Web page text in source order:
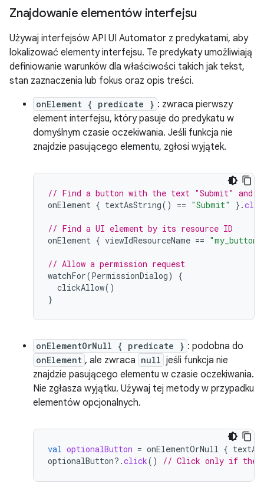
Znajdowanie elementów interfejsu
Używaj interfejsów API UI Automator z predykatami, aby
lokalizować elementy interfejsu. Te predykaty umożliwiają
definiowanie warunków dla właściwości takich jak tekst,
stan zaznaczenia lub fokus oraz opis treści.
onElement { predicate } : zwraca pierwszy
element interfejsu, który pasuje do predykatu w
domyślnym czasie oczekiwania. Jeśli funkcja nie
znajdzie pasującego elementu, zgłosi wyjątek.
// Find a button with the text "Submit" and
onElement { textAsString() == "Submit" }.
// Find a UI element by its resource ID
onElement { viewIdResourceName ==
// Allow a permission request
watchFor(PermissionDialog)
{
clickAllow()
}
onElementOrNull { predicate } : podobna do
onElement , ale zwraca null jeśli funkcja nie
znajdzie pasującego elementu w czasie oczekiwania.
Nie zgłasza wyjątku. Używaj tej metody w przypadku
elementów opcjonalnych.
val optionalButton = onElementOrNull {
optionalButton?.click() // Click only if the